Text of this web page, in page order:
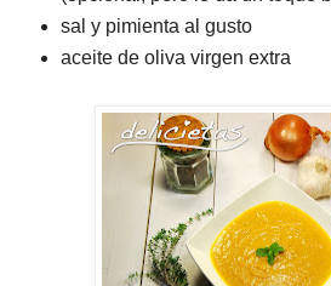
sal y pimienta al gusto
aceite de oliva virgen extra